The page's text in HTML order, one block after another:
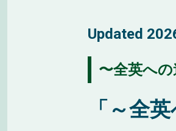
Updated
〜全英へ
「～全